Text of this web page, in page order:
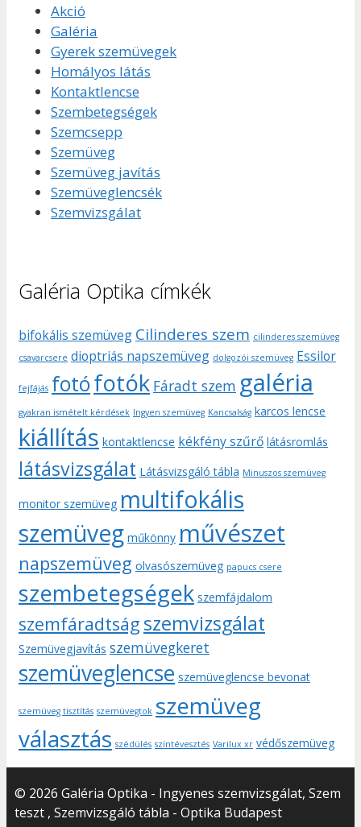
Akció
Galéria
Gyerek szemüvegek
Homályos látás
Kontaktlencse
Szembetegségek
Szemcsepp
Szemüveg
Szemüveg javítás
Szemüveglencsék
Szemvizsgálat
Galéria Optika címkék
bifokális szemüveg Cilinderes szem cilinderes szemüveg
csavarcsere dioptriás napszemüveg dolgozói szemüveg Essilor
fejfájás fotófotók Fáradt szem galéria
gyakran ismételt kérdések Ingyen szemüveg Kancsalság karcos lencse
kiállítás kontaktlencse kékfény szűrő látásromlás
látásvizsgálat Látásvizsgáló tábla Minuszos szemüveg
monitor szemüveg multifokális
szemüveg műkönny művészet
napszemüveg olvasószemüveg papucs csere
szembetegségek szemfájdalom
szemfáradtság szemvizsgálat
Szemüvegjavítás szemüvegkeret
szemüveglencse szemüveglencse bevonat
szemüveg tisztítás szemüvegtok szemüveg
választás szédülés színtévesztés Varilux xr védőszemüveg
© 2026 Galéria Optika - Ingyenes szemvizsgálat, Szem
teszt , Szemvizsgáló tábla - Optika Budapest